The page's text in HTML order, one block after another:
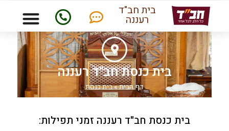
בית חב"ד
רעננה
בית כנסת חב"ד רעננה
דף הבית»בית כנסת
בית כנסת חב"ד רעננה זמני תפילות: